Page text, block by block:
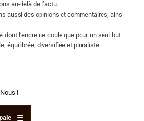
au-delà de l’actu.
aussi des opinions et commentaires, ainsi
dont l’encre ne coule que pour un seul but :
équilibrée, diversifiée et pluraliste.
!